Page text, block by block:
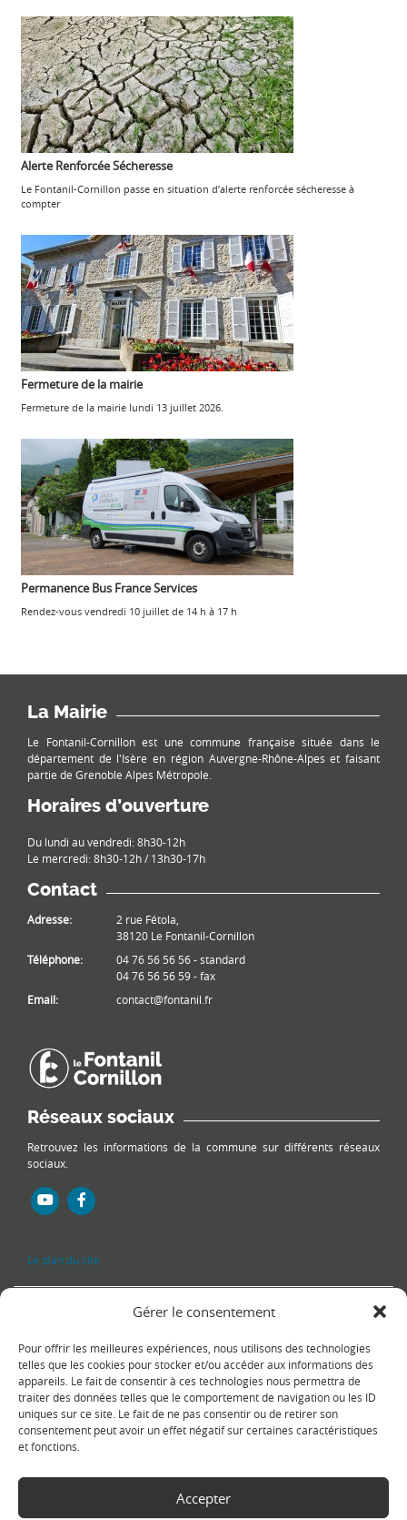
Gérer le consentement
Pour offrir les meilleures expériences, nous utilisons des technologies
telles que les cookies pour stocker et/ou accéder aux informations des
appareils. Le fait de consentir à ces technologies nous permettra de
traiter des données telles que le comportement de navigation ou les ID
uniques sur ce site. Le fait de ne pas consentir ou de retirer son
consentement peut avoir un effet négatif sur certaines caractéristiques
et fonctions.
Accepter
Alerte Renforcée Sécheresse
Le Fontanil-Cornillon passe en situation d’alerte renforcée sécheresse à
compter
Fermeture de la mairie
Fermeture de la mairie lundi 13 juillet 2026.
Permanence Bus France Services
Rendez-vous vendredi 10 juillet de 14 h à 17 h
La Mairie
Le Fontanil-Cornillon est une commune française située dans le
département de l'Isère en région Auvergne-Rhône-Alpes et faisant
partie de Grenoble Alpes Métropole.
Horaires d’ouverture
Du lundi au vendredi: 8h30-12h
Le mercredi: 8h30-12h / 13h30-17h
Contact
Adresse:
2 rue Fétola,
38120 Le Fontanil-Cornillon
Téléphone:
04 76 56 56 56 - standard
04 76 56 56 59 - fax
Email:
contact@fontanil.fr
Réseaux sociaux
Retrouvez les informations de la commune sur différents réseaux
sociaux.
Le plan du site
Copyright ⒸLe Fontanil-Cornillon-Mentions légales -Politique de
confidentialité- Réalisation :Sukellos - Agence web WordPress -